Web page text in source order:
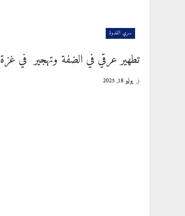
سري القدوة
تطهير عرقي في الضفة وتهجير في غزة
في يوليو 18, 2025